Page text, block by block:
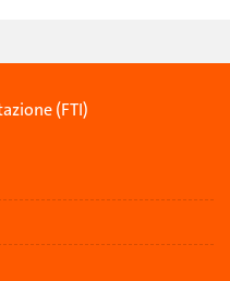
(FTI)